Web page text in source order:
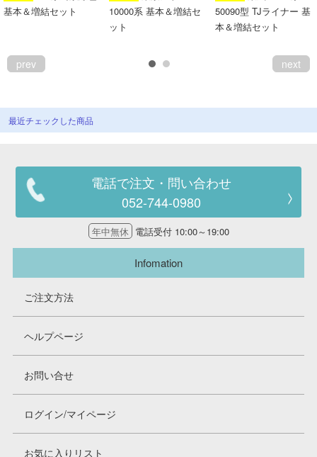
基本＆増結セット
10000系 基本＆増結セ
ット
50090型 TJライナー 基
本＆増結セット
prev next
最近チェックした商品
電話で注文・問い合わせ
052-744-0980
年中無休 電話受付 10:00～19:00
Infomation
ご注文方法
ヘルプページ
お問い合せ
ログイン/マイページ
お気に入りリスト